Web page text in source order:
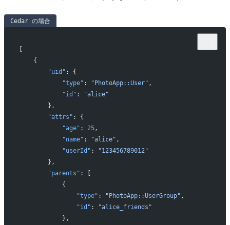
Cedar の場合
[
    {
        "uid"
: {
            "type"
: "PhotoApp::User" ,
            "id"
:
"alice"
        },
        "attrs"
: {
            "age"
: 25,
            "name"
: "alice" ,
            "userId"
:
"123456789012"
        },
        "parents"
: [
            {
                "type"
: "PhotoApp::UserGroup" ,
                "id"
:
"alice_friends"
            },